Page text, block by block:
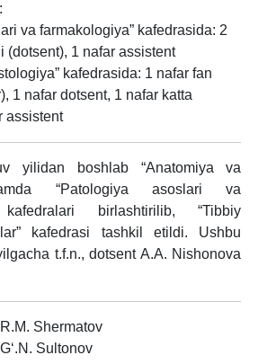
va farmakologiya” kafedrasida: 2
(dotsent), 1 nafar assistent
kafedrasida: 1 nafar fan
1 nafar dotsent, 1 nafar katta
assistent
yilidan boshlab “Anatomiya va
“Patologiya asoslari va
kafedralari birlashtirilib, “Tibbiy
kafedrasi tashkil etildi. Ushbu
t.f.n., dotsent A.A. Nishonova
Shermatov
Sultonov